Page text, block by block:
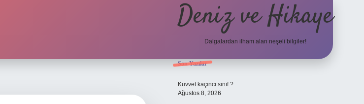
Deniz ve Hikaye
Dalgalardan ilham alan neşeli bilgiler!
Sidebar
Son Yazılar
Kuvvet kaçıncı sınıf ?
Ağustos 8, 2026
ilbet yeni giriş